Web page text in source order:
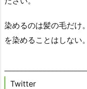
染めるのは髪の毛だけ
を染めることはしない
Twitter